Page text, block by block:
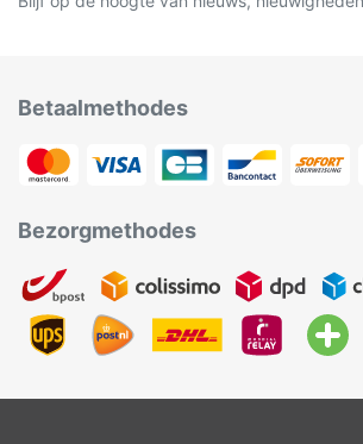
Betaalmethodes
Bezorgmethodes